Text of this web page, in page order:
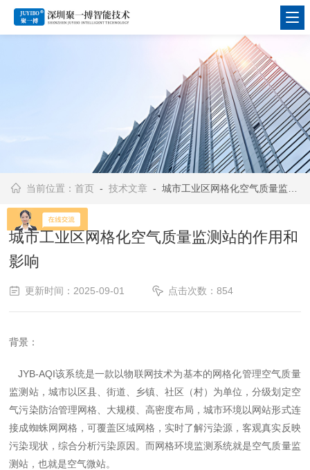
当前位置：首页 -技术文章 - 城市工业区网格化空气质量监测站的作用和影响
城市工业区网格化空气质量监测站的作用和
影响
更新时间：2025-09-01 点击次数：854
背景：
JYB-AQI该系统是一款以物联网技术为基本的网格化管理空气质量
监测站，城市以区县、街道、乡镇、社区（村）为单位，分级划定空
气污染防治管理网格、大规模、高密度布局，城市环境以网站形式连
接成蜘蛛网网格，可覆盖区域网格，实时了解污染源，客观真实反映
污染现状，综合分析污染原因。而网格环境监测系统就是空气质量监
测站，也就是空气微站。